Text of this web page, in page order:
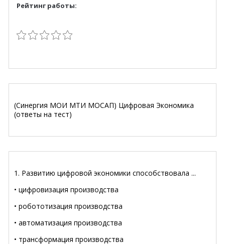
Рейтинг работы:
(Синергия МОИ МТИ МОСАП) Цифровая Экономика
(ответы на тест)
1. Развитию цифровой экономики способствовала ...
• цифровизация производства
• робототизация производства
• автоматизация производства
• трансформация производства